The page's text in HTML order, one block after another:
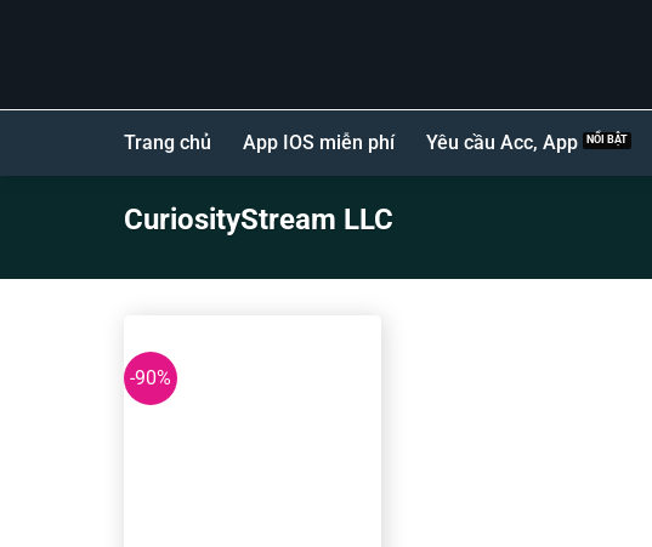
dung
Trang chủ App IOS miễn phí Yêu cầu Acc, App
CuriosityStream LLC
-90%